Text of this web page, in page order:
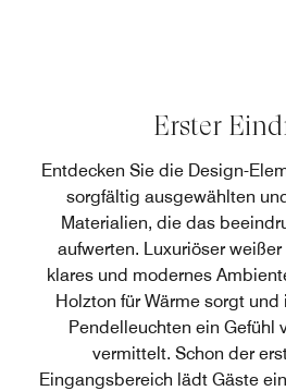
Erster
Entdecken Sie die Design-
sorgfältig ausgewählten
Materialien, die das
aufwerten. Luxuriöser
klares und modernes
Holzton für Wärme sorgt
Pendelleuchten ein Gefühl
vermittelt. Schon der
Eingangsbereich lädt Gäste